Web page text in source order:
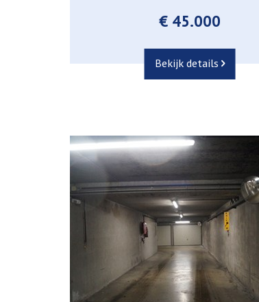
€ 45.000
Bekijk details